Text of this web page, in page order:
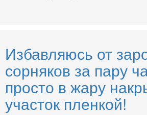
Избавляюсь от
сорняков за пару
просто в жару
участок пленкой!